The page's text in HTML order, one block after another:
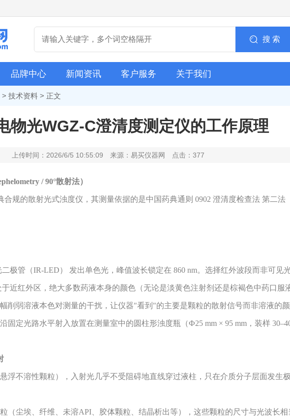
搜 索
品牌中心 新闻资讯 客户服务 关于我们
> 技术资料 > 正文
物光WGZ-C澄清度测定仪的工作原理
上传时间：2026/6/5 10:55:09 来源：易买仪器网 点击：377
/ 90°散射法）
规的散射光式浊度仪，其测量依据的是中国药典通则 0902 澄清度检查法 第二法
极管（IR-LED） 发出单色光，峰值波长锁定在 860 nm。选择红外波段而非可见
近红外区，绝大多数药液本身的颜色（无论是淡黄色注射剂还是棕褐色中药口服
削弱溶液本色对测量的干扰，让仪器"看到"的主要是颗粒的散射信号而非溶液的颜
固定光路水平射入放置在测量室中的圆柱形浊度瓶（Ф25 mm × 95 mm，装样
浮不溶性颗粒），入射光几乎不受阻碍地直线穿过液柱，只在介质分子层面发生
（尘埃、纤维、未溶API、胶体颗粒、结晶析出等），这些颗粒的尺寸与光波长相